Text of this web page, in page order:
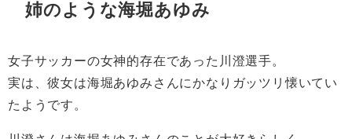
姉のような海堀あゆみ
女子サッカーの女神的存在であった川澄選手。
実は、彼女は海堀あゆみさんにかなりガッツリ懐いてい
たようです。